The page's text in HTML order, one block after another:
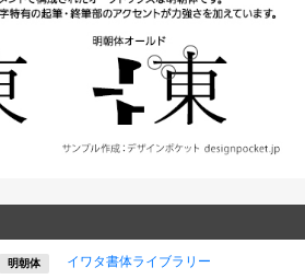
明朝体 イワタ書体ライブラリー